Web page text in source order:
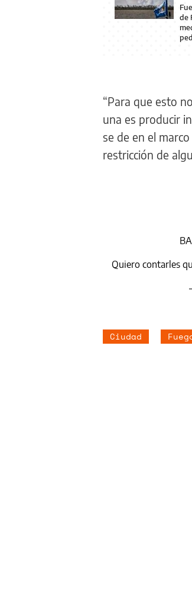
de
“Para que esto
una es producir
se de en el
restricción de
Quiero contarles
Ciudad